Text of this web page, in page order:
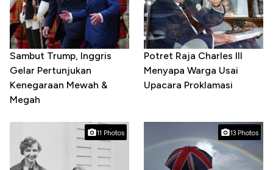
Sambut Trump, Inggris
Gelar Pertunjukan
Kenegaraan Mewah &
Megah
Potret Raja Charles III
Menyapa Warga Usai
Upacara Proklamasi
11 Photos 13 Photos